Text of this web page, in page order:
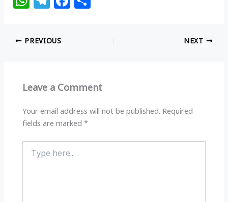
at
s
p
e
g
m o
k
PREVIOUS NEXT
Leave a Comment
Your email address will not be published. Required
fields are marked*
here..